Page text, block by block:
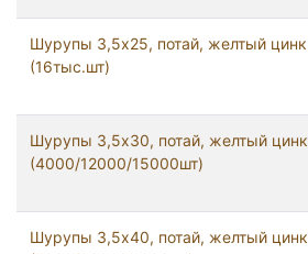
Шурупы 3,5x25, потай, желтый цинк
(16тыс.шт)
Шурупы 3,5x30, потай, желтый цинк
(4000/12000/15000шт)
Шурупы 3,5x40, потай, желтый цинк